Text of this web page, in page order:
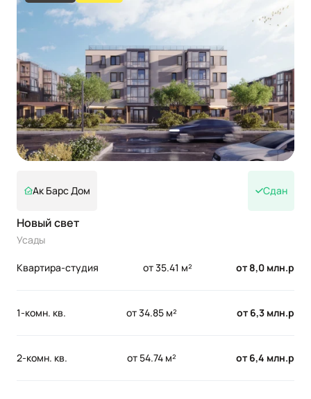
Ак Барс Дом Сдан
Новый свет
Усады
Квартира-студия от 35.41 м² от 8,0 млн.р
1-комн. кв. от 34.85 м² от 6,3 млн.р
2-комн. кв. от 54.74 м² от 6,4 млн.р